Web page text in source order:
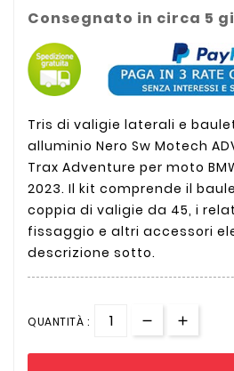
Consegnato in circa 5
Tris di valigie laterali e
alluminio Nero Sw Motech
Trax Adventure per moto
2023. Il kit comprende il
coppia di valigie da 45, i
fissaggio e altri accessori
descrizione sotto.
QUANTITÀ :